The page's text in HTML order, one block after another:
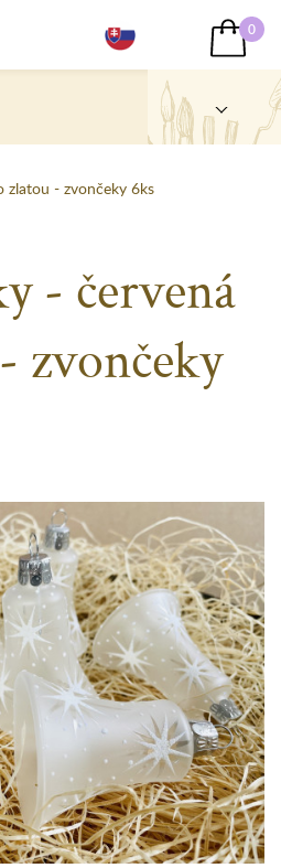
0
zlatou - zvončeky 6ks
- červená
zvončeky